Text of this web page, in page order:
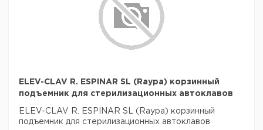
ELEV-CLAV R. ESPINAR SL (Raypa) корзинный
подъемник для стерилизационных автоклавов
ELEV-CLAV R. ESPINAR SL (Raypa) корзинный
подъемник для стерилизационных автоклавов